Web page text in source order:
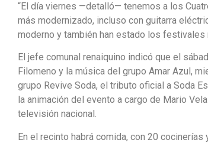
“El día viernes —detalló— tenemos a los
más modernizado, incluso con guitarra
moderno y también han estado los festivales
El jefe comunal renaiquino indicó que el
Filomeno y la música del grupo Amar Azul,
grupo Revive Soda, el tributo oficial a Soda
la animación del evento a cargo de Mario
televisión nacional.
En el recinto habrá comida, con 20